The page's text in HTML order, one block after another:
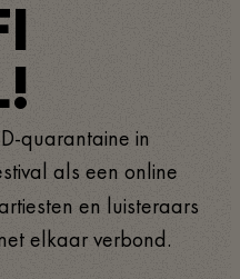
quarantaine in
als een online
en luisteraars
elkaar verbond.